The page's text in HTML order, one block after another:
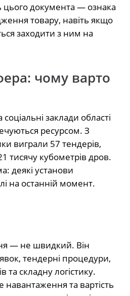
цього документа — ознака
товару, навіть якщо
заходити з ним на
чому варто
соціальні заклади області
ресурсом. З
виграли 57 тендерів,
тисячу кубометрів дров.
деякі установи
на останній момент.
— не швидкий. Він
тендерні процедури,
та складну логістику.
та вартість